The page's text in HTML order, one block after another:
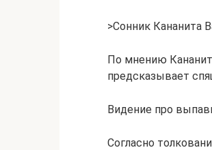
>Сонник Кананита
По мнению
предсказывает
Видение про
Согласно